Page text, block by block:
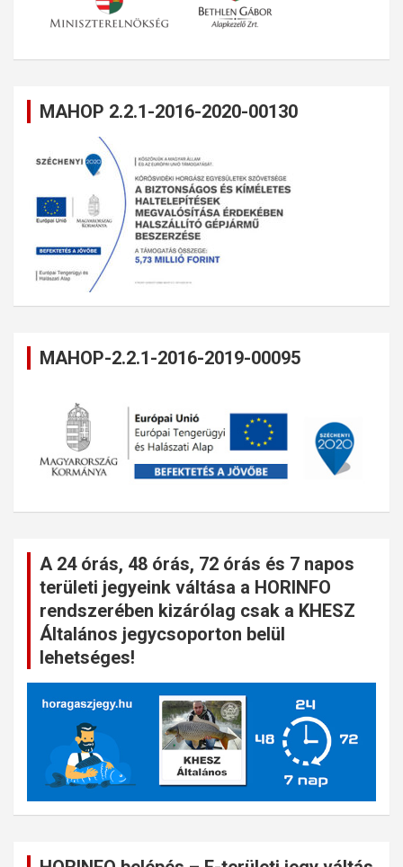
MAHOP 2.2.1-2016-2020-00130
MAHOP-2.2.1-2016-2019-00095
A 24 órás, 48 órás, 72 órás és 7 napos
területi jegyeink váltása a HORINFO
rendszerében kizárólag csak a KHESZ
Általános jegycsoporton belül
lehetséges!